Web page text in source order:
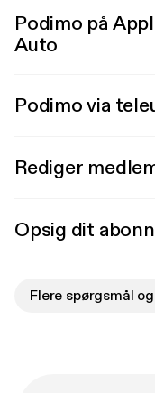
Podimo på
Auto
Podimo via
Rediger
Opsig dit
Flere spørgsmål